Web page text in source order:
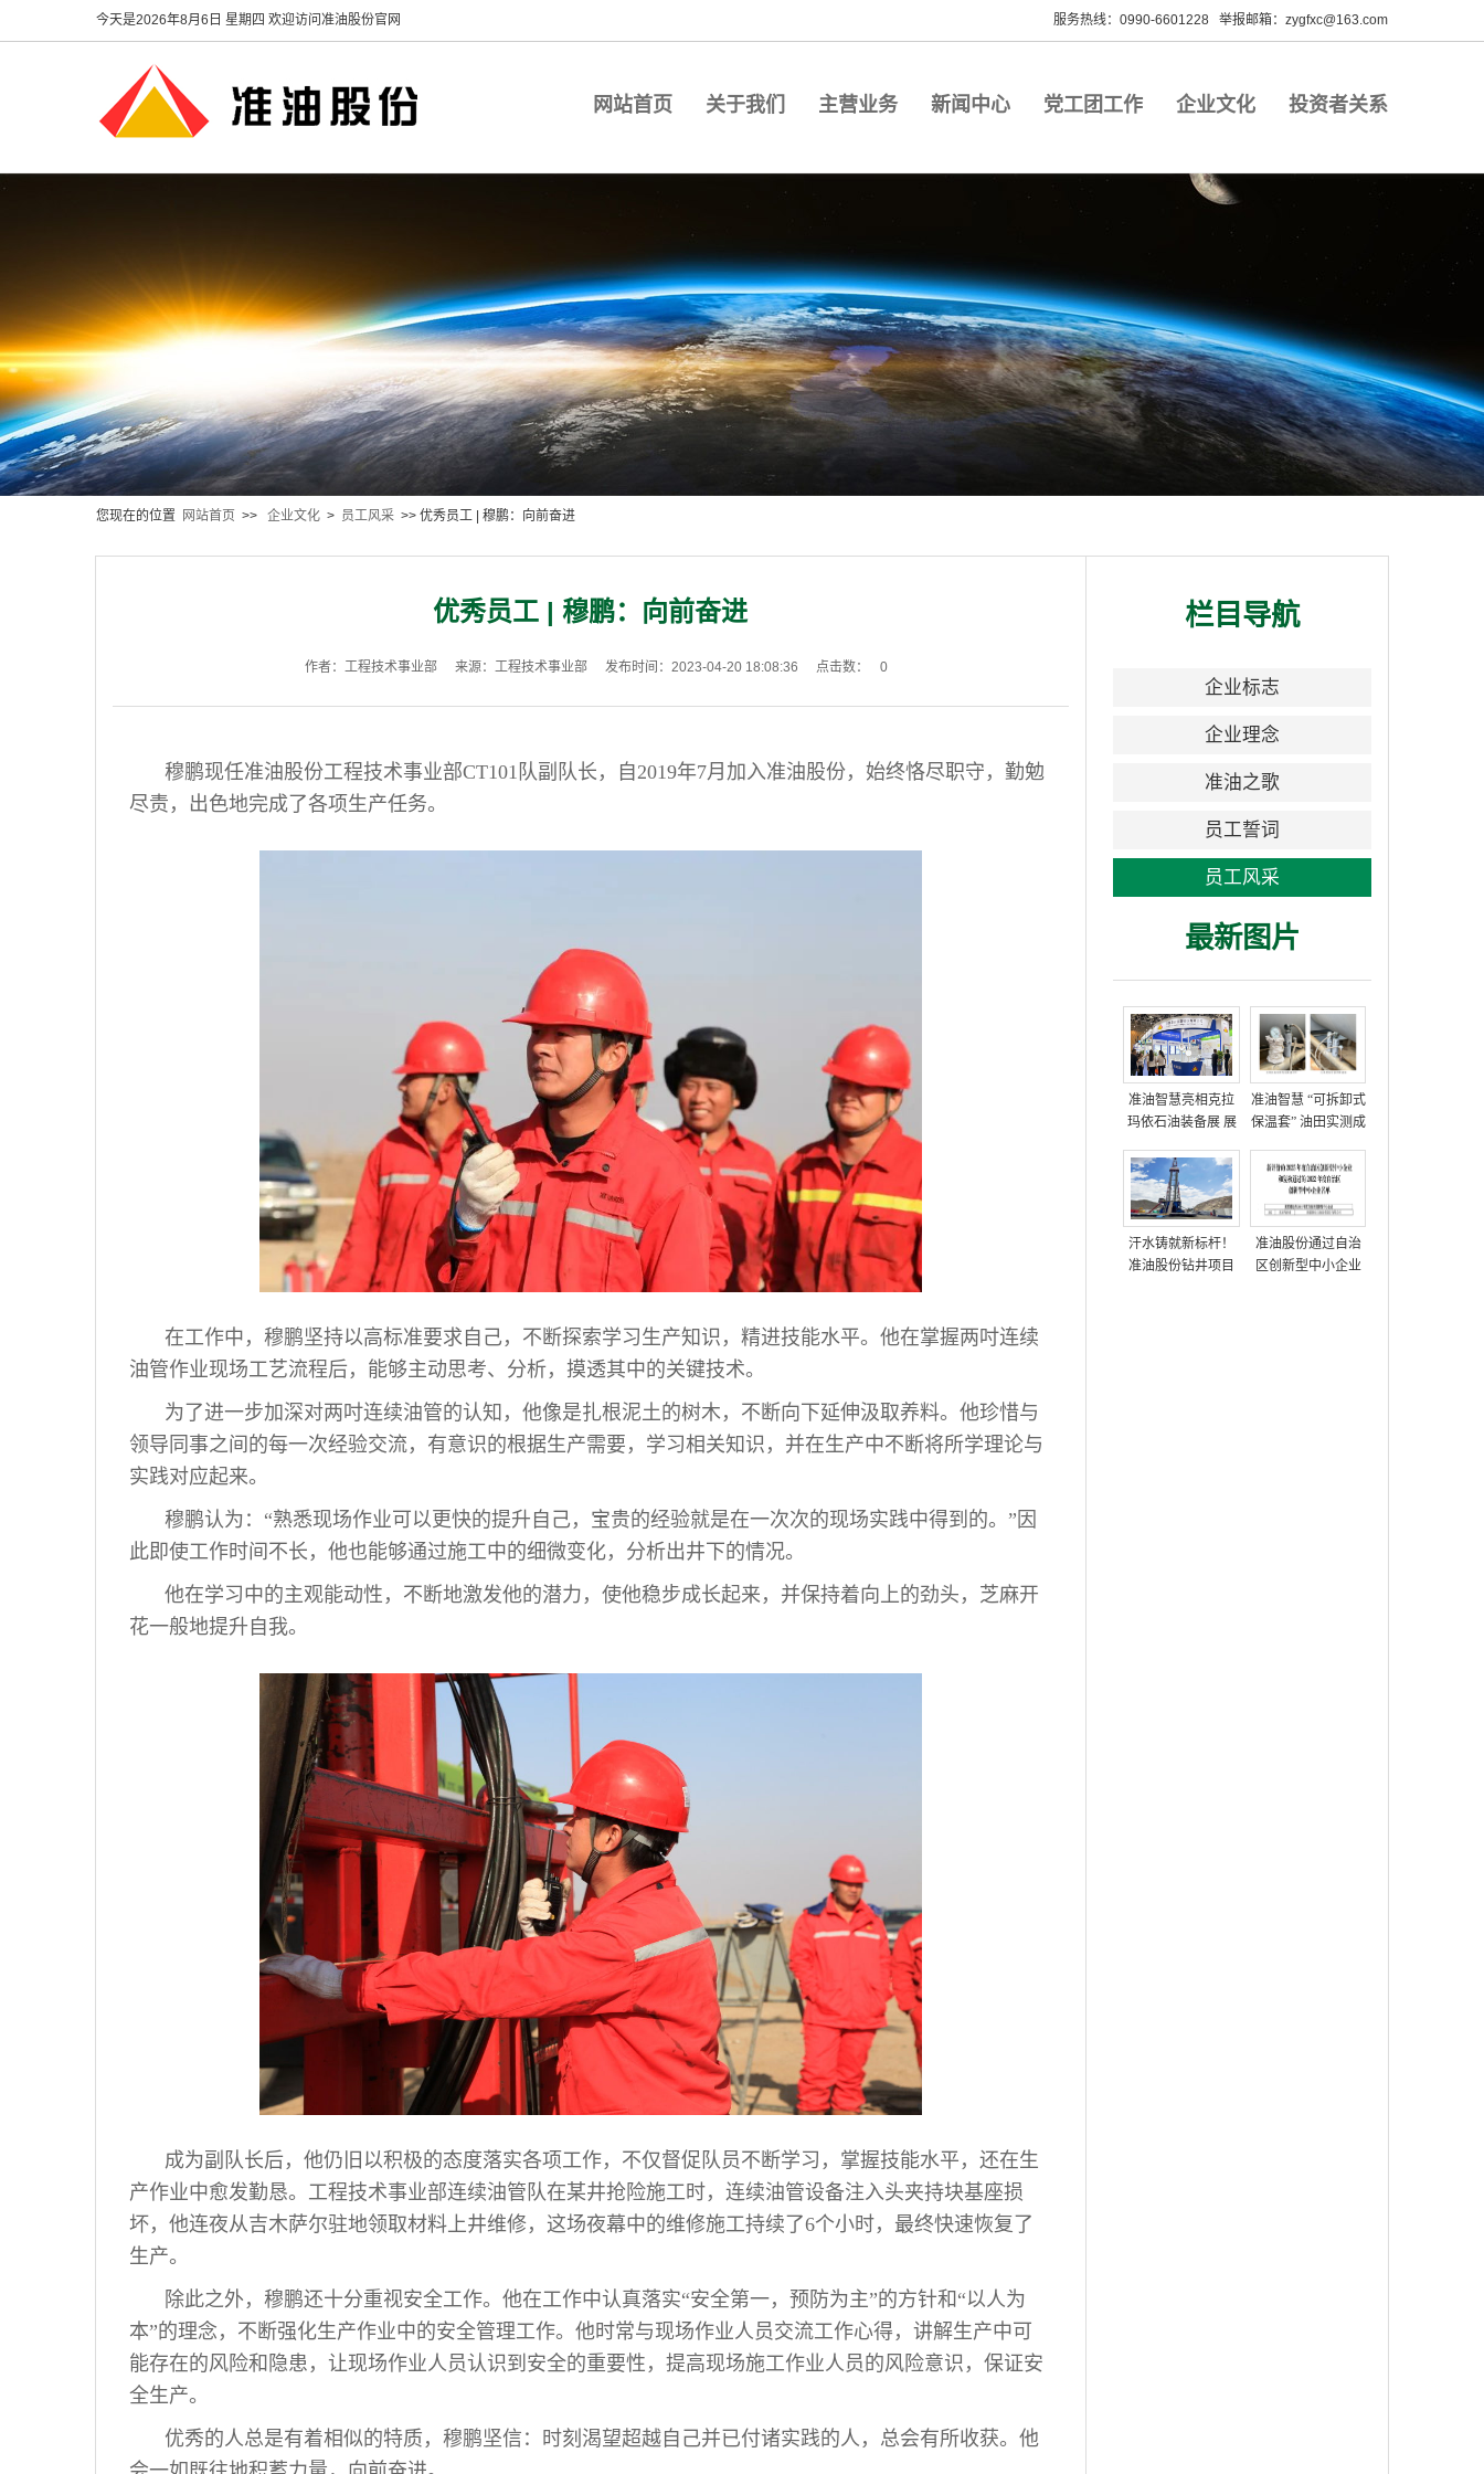
今天是2026年8月6日 星期四 欢迎访问准油股份官网 服务热线：0990-6601228 举报邮箱：zygfxc@163.com
网站首页 关于我们 主营业务 新闻中心 党工团工作 企业文化 投资者关系
您现在的位置 网站首页 >> 企业文化 > 员工风采 >> 优秀员工 | 穆鹏：向前奋进
优秀员工 | 穆鹏：向前奋进
作者：工程技术事业部 来源：工程技术事业部 发布时间：2023-04-20 18:08:36 点击数： 0
穆鹏现任准油股份工程技术事业部CT101队副队长，自2019年7月加入准油股份，始终恪尽职守，勤勉
尽责，出色地完成了各项生产任务。
在工作中，穆鹏坚持以高标准要求自己，不断探索学习生产知识，精进技能水平。他在掌握两吋连续
油管作业现场工艺流程后，能够主动思考、分析，摸透其中的关键技术。
为了进一步加深对两吋连续油管的认知，他像是扎根泥土的树木，不断向下延伸汲取养料。他珍惜与
领导同事之间的每一次经验交流，有意识的根据生产需要，学习相关知识，并在生产中不断将所学理论与
实践对应起来。
穆鹏认为：“熟悉现场作业可以更快的提升自己，宝贵的经验就是在一次次的现场实践中得到的。”因
此即使工作时间不长，他也能够通过施工中的细微变化，分析出井下的情况。
他在学习中的主观能动性，不断地激发他的潜力，使他稳步成长起来，并保持着向上的劲头，芝麻开
花一般地提升自我。
成为副队长后，他仍旧以积极的态度落实各项工作，不仅督促队员不断学习，掌握技能水平，还在生
产作业中愈发勤恳。工程技术事业部连续油管队在某井抢险施工时，连续油管设备注入头夹持块基座损
坏，他连夜从吉木萨尔驻地领取材料上井维修，这场夜幕中的维修施工持续了6个小时，最终快速恢复了
生产。
除此之外，穆鹏还十分重视安全工作。他在工作中认真落实“安全第一，预防为主”的方针和“以人为
本”的理念，不断强化生产作业中的安全管理工作。他时常与现场作业人员交流工作心得，讲解生产中可
能存在的风险和隐患，让现场作业人员认识到安全的重要性，提高现场施工作业人员的风险意识，保证安
全生产。
优秀的人总是有着相似的特质，穆鹏坚信：时刻渴望超越自己并已付诸实践的人，总会有所收获。他
栏目导航
企业标志
企业理念
准油之歌
员工誓词
员工风采
最新图片
准油智慧亮相克拉
玛依石油装备展 展
案
准油智慧 “可拆卸式
保温套” 油田实测成
汗水铸就新标杆！
准油股份钻井项目
准油股份通过自治
区创新型中小企业